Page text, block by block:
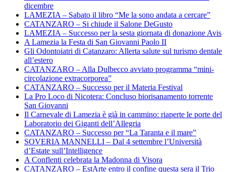
dicembre
LAMEZIA – Sabato il libro “Me la sono andata a cercare”
CATANZARO – Si chiude il Salone DeGusto
LAMEZIA – Successo per la sesta giornata di donazione Avis
A Lamezia la Festa di San Giovanni Paolo II
Gli Odontoiatri di Catanzaro: Allerta salute sul turismo dentale
all’estero
CATANZARO – Alla Dulbecco avviato programma “mini-
circolazione extracorporea”
CATANZARO – Successo per il Materia Festival
La Pro Loco di Nicotera: Concluso biorisanamento torrente
San Giovanni
Il Carnevale di Lamezia è già in cammino: riaperte le porte del
Laboratorio dei Giganti dell’Allegria
CATANZARO – Successo per “La Taranta e il mare”
SOVERIA MANNELLI – Dal 4 settembre l’Università
d’Estate sull’Intelligence
A Conflenti celebrata la Madonna di Visora
CATANZARO – EstArte entro il confine questa sera il Trio